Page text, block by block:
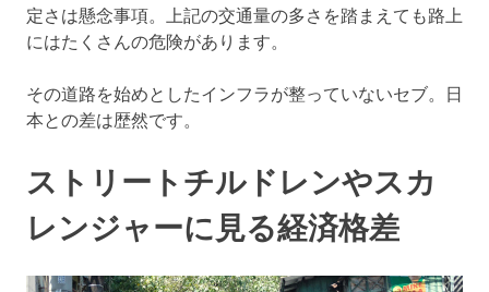
定さは懸念事項。上記の交通量の多さを踏まえても路上
にはたくさんの危険があります。
その道路を始めとしたインフラが整っていないセブ。日
本との差は歴然です。
ストリートチルドレンやスカ
レンジャーに見る経済格差